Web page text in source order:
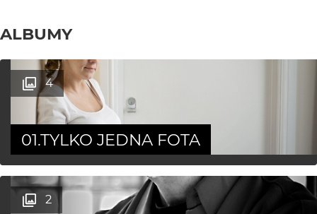
ALBUMY
4
01.TYLKO JEDNA FOTA
2